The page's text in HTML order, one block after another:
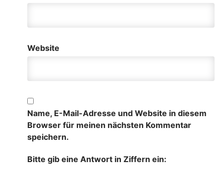
Website
Name, E-Mail-Adresse und Website in diesem
Browser für meinen nächsten Kommentar
speichern.
Bitte gib eine Antwort in Ziffern ein: